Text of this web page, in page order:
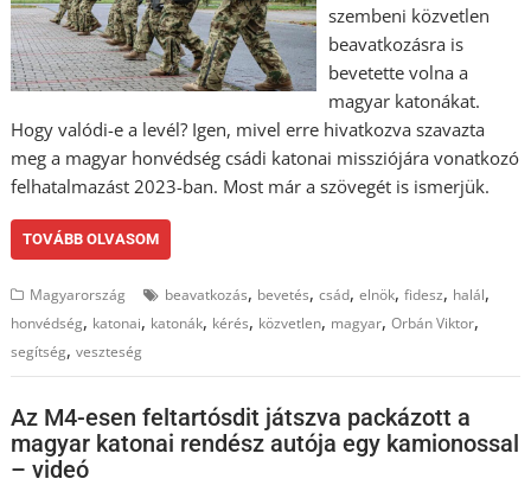
szembeni közvetlen
beavatkozásra is
bevetette volna a
magyar katonákat.
Hogy valódi-e a levél? Igen, mivel erre hivatkozva szavazta
meg a magyar honvédség csádi katonai missziójára vonatkozó
felhatalmazást 2023-ban. Most már a szövegét is ismerjük.
TOVÁBB OLVASOM
Magyarország beavatkozás, bevetés,csád,elnök,fidesz, halál,
honvédség, katonai, katonák, kérés, közvetlen, magyar,Orbán Viktor,
segítség,veszteség
Az M4-esen feltartósdit játszva packázott a
magyar katonai rendész autója egy kamionossal
– videó